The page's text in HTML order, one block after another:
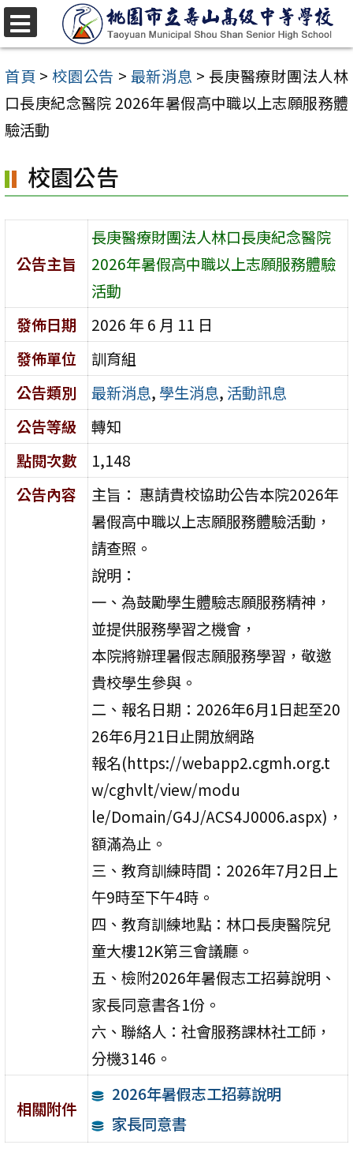
跳
至
主
要
內
區
首頁 > 校園公告 > 最新消息 > 長庚醫療財團法人林
口長庚紀念醫院 2026年暑假高中職以上志願服務體
驗活動
校園公告
公告主旨
長庚醫療財團法人林口長庚紀念醫院
2026年暑假高中職以上志願服務體驗
活動
發佈日期
2026 年 6 月 11 日
發佈單位
訓育組
公告類別
最新消息, 學生消息, 活動訊息
公告等級
轉知
點閱次數
1,148
公告內容
主旨： 惠請貴校協助公告本院2026年
暑假高中職以上志願服務體驗活動，
請查照。
說明：
一、為鼓勵學生體驗志願服務精神，
並提供服務學習之機會，
本院將辦理暑假志願服務學習，敬邀
貴校學生參與。
二、報名日期：2026年6月1日起至20
26年6月21日止開放網路
報名(https://webapp2.cgmh.org.t
w/cghvlt/view/modu
le/Domain/G4J/ACS4J0006.aspx)，
額滿為止。
三、教育訓練時間：2026年7月2日上
午9時至下午4時。
四、教育訓練地點：林口長庚醫院兒
童大樓12K第三會議廳。
五、檢附2026年暑假志工招募說明、
家長同意書各1份。
六、聯絡人：社會服務課林社工師，
分機3146。
相關附件
2026年暑假志工招募說明
家長同意書
選
單